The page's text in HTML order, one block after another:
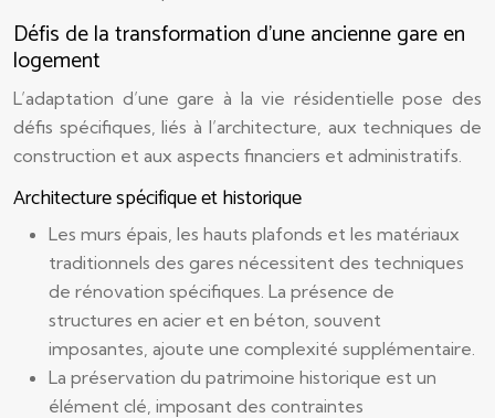
Défis de la transformation d’une ancienne gare en
logement
L’adaptation d’une gare à la vie résidentielle pose des
défis spécifiques, liés à l’architecture, aux techniques de
construction et aux aspects financiers et administratifs.
Architecture spécifique et historique
Les murs épais, les hauts plafonds et les matériaux
traditionnels des gares nécessitent des techniques
de rénovation spécifiques. La présence de
structures en acier et en béton, souvent
imposantes, ajoute une complexité supplémentaire.
La préservation du patrimoine historique est un
élément clé, imposant des contraintes